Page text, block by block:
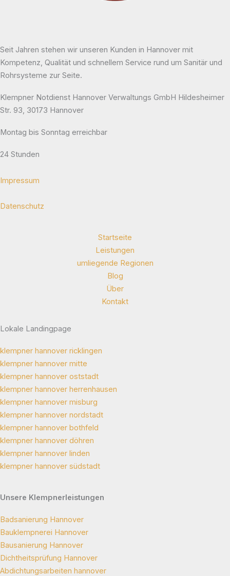
Seit Jahren stehen wir unseren Kunden in Hannover mit
Kompetenz, Qualität und schnellem Service rund um Sanitär und
Rohrsysteme zur Seite.
Klempner Notdienst Hannover Verwaltungs GmbH Hildesheimer
Str. 93, 30173 Hannover
Montag bis Sonntag erreichbar
24 Stunden
Impressum
Datenschutz
Startseite
Leistungen
umliegende Regionen
Blog
Über
Kontakt
Lokale Landingpage
klempner hannover ricklingen
klempner hannover mitte
klempner hannover oststadt
klempner hannover herrenhausen
klempner hannover misburg
klempner hannover nordstadt
klempner hannover bothfeld
klempner hannover döhren
klempner hannover linden
klempner hannover südstadt
Unsere Klempnerleistungen
Badsanierung Hannover
Bauklempnerei Hannover
Bausanierung Hannover
Dichtheitsprüfung Hannover
Abdichtungsarbeiten hannover